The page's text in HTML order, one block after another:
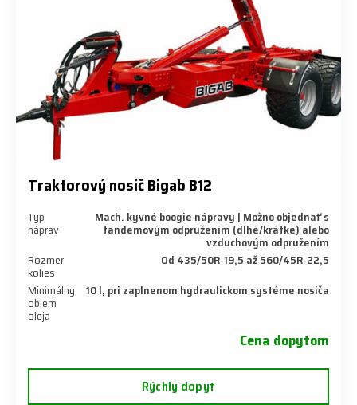
Traktorový nosič Bigab B12
Typ
náprav
Mach. kyvné boogie nápravy | Možno objednať s
tandemovým odpružením (dlhé/krátke) alebo
vzduchovým odpružením
Rozmer
kolies
Od 435/50R-19,5 až 560/45R-22,5
Minimálny
objem
oleja
10 l, pri zaplnenom hydraulickom systéme nosiča
Cena dopytom
Rýchly dopyt